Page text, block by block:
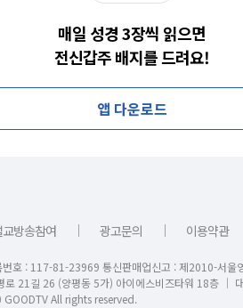
매일 성경 3장씩 읽으면
전신갑주 배지를 드려요!
앱 다운로드
교방송참여 ｜ 광고문의 ｜ 이용약관
번호 : 117-81-23969 통신판매업신고 : 제2010-서
로 21길 26 (양평동 5가) 아이에스비즈타워 18층 │
All rights reserved.